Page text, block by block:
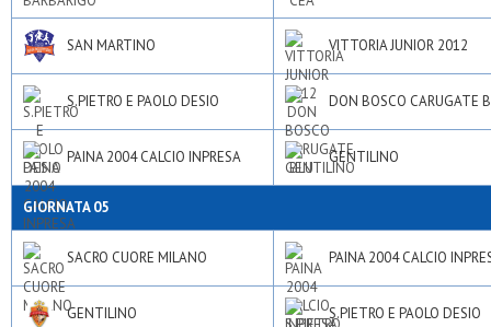
SAN MARTINO VITTORIA JUNIOR 2012
S.PIETRO E PAOLO DESIO DON BOSCO CARUGATE
PAINA 2004 CALCIO INPRESA GENTILINO
GIORNATA 05
SACRO CUORE MILANO PAINA 2004 CALCIO
GENTILINO S.PIETRO E PAOLO DESIO